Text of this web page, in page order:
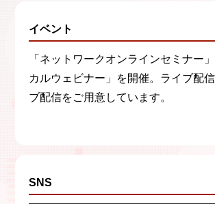
イベント
「ネットワークオンラインセミナー
カルウェビナー」を開催。ライブ配
ブ配信をご用意しています。
SNS